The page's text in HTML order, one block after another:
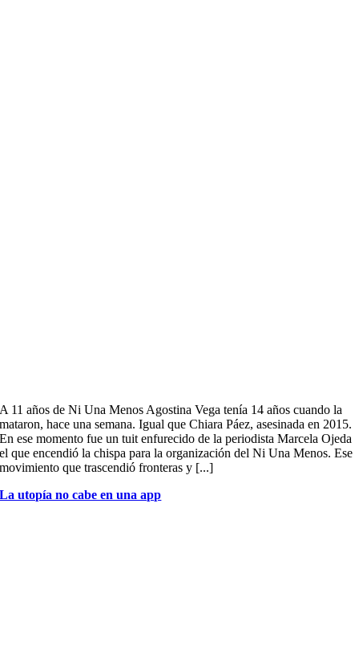
A 11 años de Ni Una Menos Agostina Vega tenía 14 años cuando la
mataron, hace una semana. Igual que Chiara Páez, asesinada en 2015.
En ese momento fue un tuit enfurecido de la periodista Marcela Ojeda
el que encendió la chispa para la organización del Ni Una Menos. Ese
movimiento que trascendió fronteras y [...]
La utopía no cabe en una app